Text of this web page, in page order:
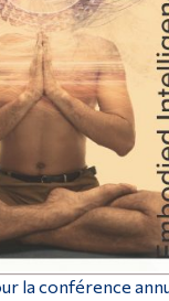
pour les
la conférence
Diplômé·es et